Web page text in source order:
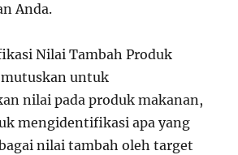
Anda.
Nilai Tambah Produk
untuk
nilai pada produk makanan,
mengidentifikasi apa yang
nilai tambah oleh target